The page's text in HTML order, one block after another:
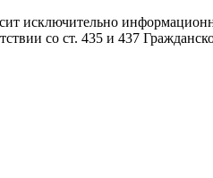
исключительно
со ст. 435 и 437